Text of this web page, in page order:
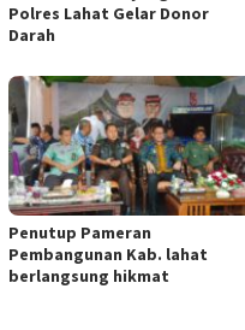
Polres Lahat Gelar Donor
Darah
Penutup Pameran
Pembangunan Kab. lahat
berlangsung hikmat